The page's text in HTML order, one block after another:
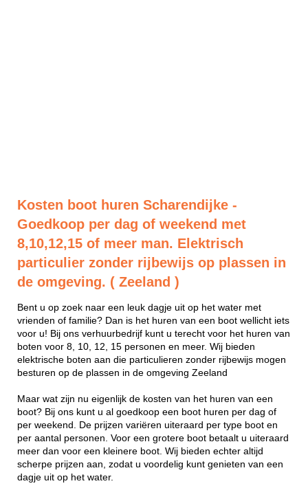
Kosten boot huren Scharendijke -
Goedkoop per dag of weekend met
8,10,12,15 of meer man. Elektrisch
particulier zonder rijbewijs op plassen in
de omgeving. ( Zeeland )
Bent u op zoek naar een leuk dagje uit op het water met
vrienden of familie? Dan is het huren van een boot wellicht iets
voor u! Bij ons verhuurbedrijf kunt u terecht voor het huren van
boten voor 8, 10, 12, 15 personen en meer. Wij bieden
elektrische boten aan die particulieren zonder rijbewijs mogen
besturen op de plassen in de omgeving Zeeland
Maar wat zijn nu eigenlijk de kosten van het huren van een
boot? Bij ons kunt u al goedkoop een boot huren per dag of
per weekend. De prijzen variëren uiteraard per type boot en
per aantal personen. Voor een grotere boot betaalt u uiteraard
meer dan voor een kleinere boot. Wij bieden echter altijd
scherpe prijzen aan, zodat u voordelig kunt genieten van een
dagje uit op het water.